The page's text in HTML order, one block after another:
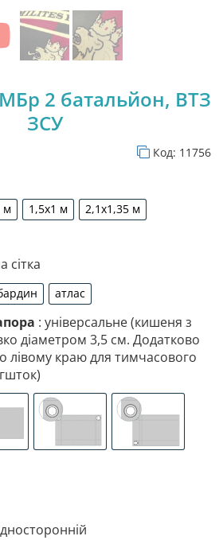
2 батальйон, ВТЗ
ЗСУ
Код: 11756
м
м
1,5х1 м
1,5х1 м
2,1х1,35 м
2,1х1,35 м
сітка
габардин
атлас
атлас
: універсальне (кишеня з
діаметром 3,5 см. Додатково
лівому краю для тимчасового